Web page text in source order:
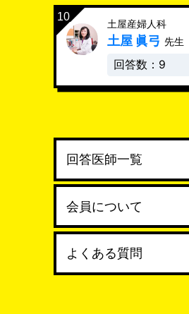
土屋産婦人科
土屋 眞弓 先生
回答数：9
回答医師一覧
会員について
よくある質問